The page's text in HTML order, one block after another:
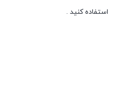
استفاده کنید .